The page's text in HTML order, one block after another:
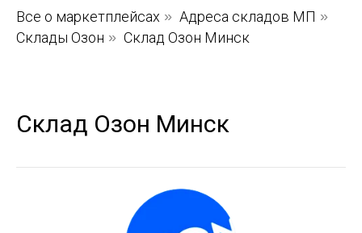
Все о маркетплейсах » Адреса складов МП »
Склады Озон » Склад Озон Минск
Склад Озон Минск